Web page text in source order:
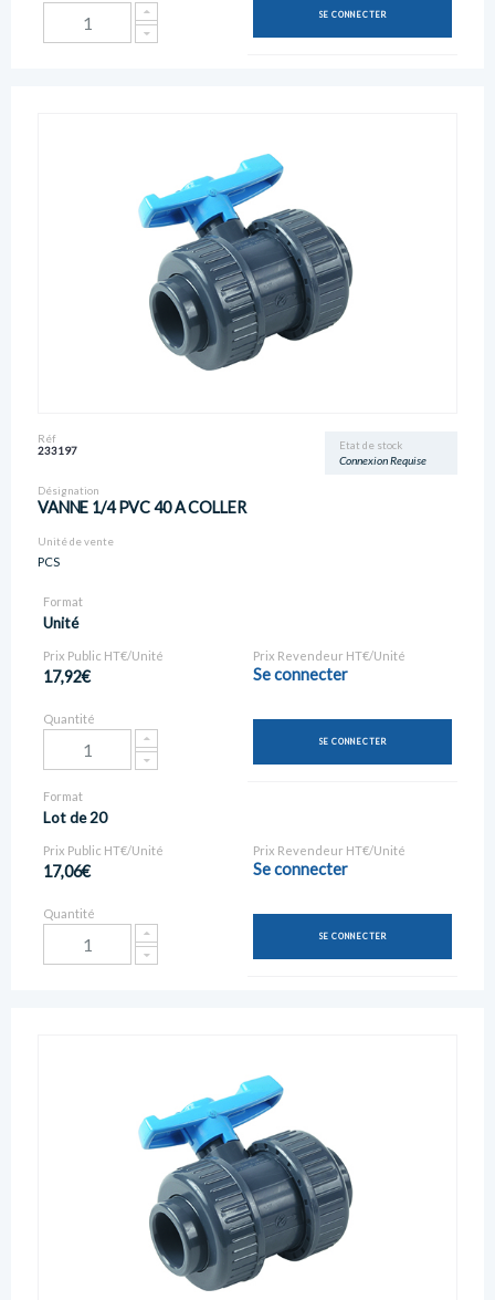
SE CONNECTER
Etat de stock
Connexion Requise
Réf
233197
Désignation
VANNE 1/4 PVC 40 A COLLER
Unité de vente
PCS
Format
Unité
Prix Public HT€/Unité
17,92€
Prix Revendeur HT€/Unité
Se connecter
Quantité
SE CONNECTER
Format
Lot de 20
Prix Public HT€/Unité
17,06€
Prix Revendeur HT€/Unité
Se connecter
Quantité
SE CONNECTER